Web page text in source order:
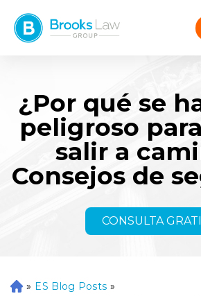
¿Por qué se
peligroso
salir a
Consejos de
CONSULTA
Ini » ES Blog Posts »